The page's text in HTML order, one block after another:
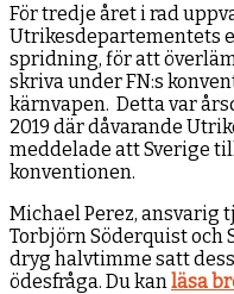
För tredje året i rad
Utrikesdepartementets
spridning, för att
skriva under FN:s
kärnvapen. Detta var
2019 där dåvarande
meddelade att Sverige
konventionen.
Michael Perez, ansvarig
Torbjörn Söderquist och
dryg halvtimme satt
ödesfråga. Du kanläsa